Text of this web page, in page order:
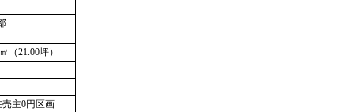
（21.00坪）
主0円区画